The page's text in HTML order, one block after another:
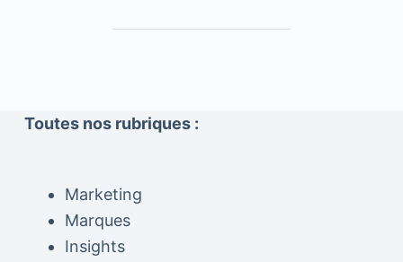
Toutes nos rubriques :
Marketing
Marques
Insights